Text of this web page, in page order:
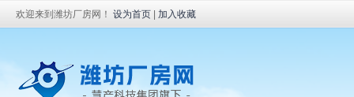
欢迎来到潍坊厂房网！ 设为首页 加入收藏